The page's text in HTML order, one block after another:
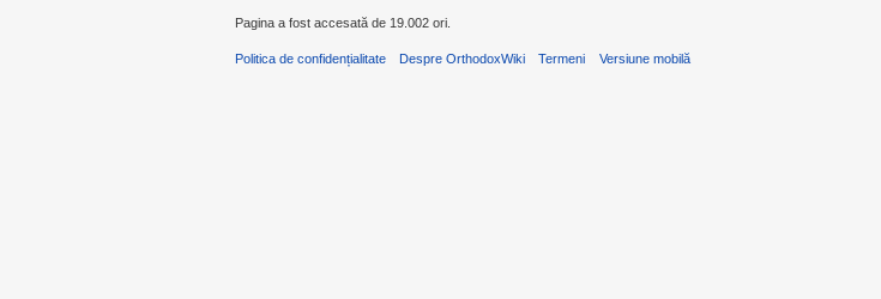
Pagina a fost accesată de 19.002 ori.
Politica de confidențialitate Despre OrthodoxWiki Termeni Versiune mobilă